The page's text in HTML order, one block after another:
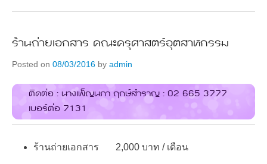
ร้านถ่ายเอกสาร คณะครุศาสตร์อุตสาหกรรม
Posted on 08/03/2016 by admin
ติดต่อ : นางเพ็ญนภา ฤกษ์สำราญ : 02 665 3777
เบอร์ต่อ 7131
ร้านถ่ายเอกสาร 2,000 บาท / เดือน